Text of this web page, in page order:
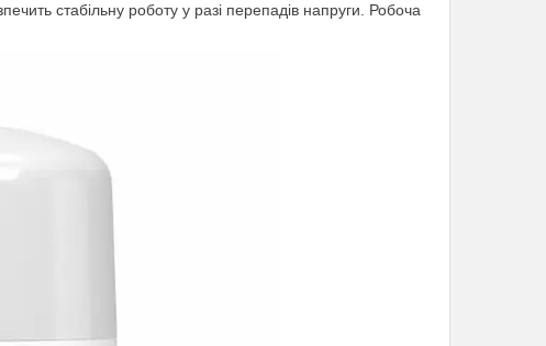
стабільну роботу у разі перепадів напруги. Робоча